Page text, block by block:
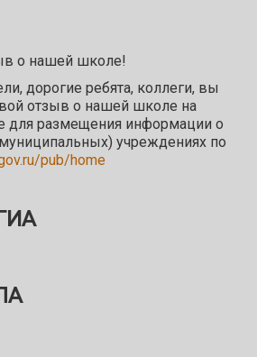
о нашей школе!
дорогие ребята, коллеги, вы
отзыв о нашей школе на
для размещения информации о
учреждениях по
pub/home